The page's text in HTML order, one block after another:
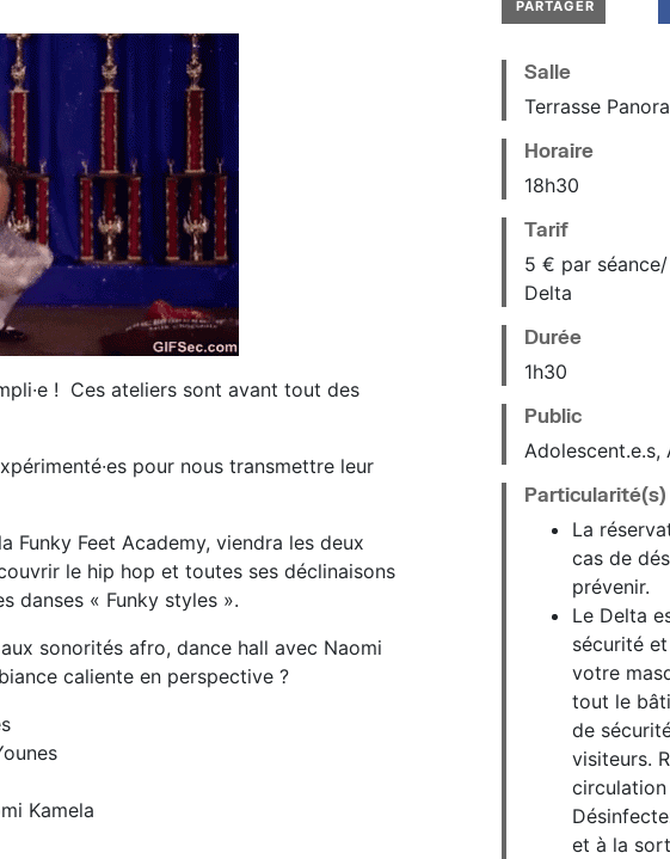
! Ces ateliers sont avant tout des
pour nous transmettre leur
Funky Feet Academy, viendra les deux
le hip hop et toutes ses déclinaisons
danses « Funky styles ».
sonorités afro, dance hall avec Naomi
caliente en perspective ?
Kamela
PARTAGER
Salle
Terrasse
Horaire
18h30
Tarif
5 € par
Delta
Durée
1h30
Public
Adolescent.e.s,
Particularité(s)
La
cas de
prévenir.
Le Delta
sécurité
votre
tout le
de
visiteurs.
circulation
et à la